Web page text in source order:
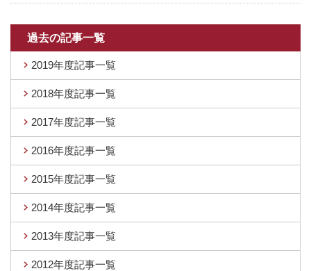
過去の記事一覧
2019年度記事一覧
2018年度記事一覧
2017年度記事一覧
2016年度記事一覧
2015年度記事一覧
2014年度記事一覧
2013年度記事一覧
2012年度記事一覧